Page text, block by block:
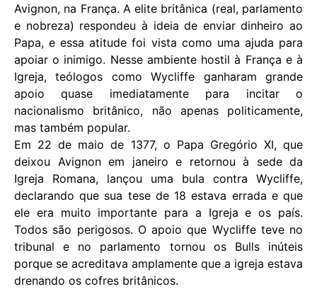
Avignon, na França. A elite britânica (real, parlamento
e nobreza) respondeu à ideia de enviar dinheiro ao
Papa, e essa atitude foi vista como uma ajuda para
apoiar o inimigo. Nesse ambiente hostil à França e à
Igreja, teólogos como Wycliffe ganharam grande
apoio quase imediatamente para incitar o
nacionalismo britânico, não apenas politicamente,
mas também popular.
Em 22 de maio de 1377, o Papa Gregório XI, que
deixou Avignon em janeiro e retornou à sede da
Igreja Romana, lançou uma bula contra Wycliffe,
declarando que sua tese de 18 estava errada e que
ele era muito importante para a Igreja e os país.
Todos são perigosos. O apoio que Wycliffe teve no
tribunal e no parlamento tornou os Bulls inúteis
porque se acreditava amplamente que a igreja estava
drenando os cofres britânicos.